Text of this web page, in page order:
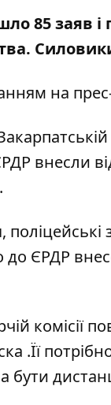
85 заяв
на
внесли
ЄРДР
комісії
.Її
бути